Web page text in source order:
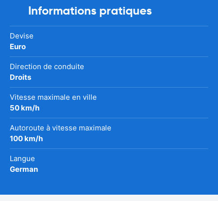
Informations pratiques
Devise
Euro
Direction de conduite
Droits
Vitesse maximale en ville
50 km/h
Autoroute à vitesse maximale
100 km/h
Langue
German